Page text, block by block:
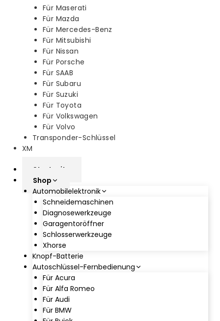
Für Maserati
Für Mazda
Für Mercedes-Benz
Für Mitsubishi
Für Nissan
Für Porsche
Für SAAB
Für Subaru
Für Suzuki
Für Toyota
Für Volkswagen
Für Volvo
Transponder-Schlüssel
XM
Startseite
Shop
Automobilelektronik
Schneidemaschinen
Diagnosewerkzeuge
Garagentoröffner
Schlosserwerkzeuge
Xhorse
Knopf-Batterie
Autoschlüssel-Fernbedienung
Für Acura
Für Alfa Romeo
Für Audi
Für BMW